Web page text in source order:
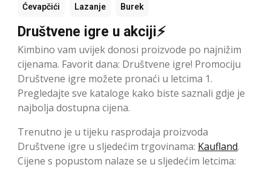
Ćevapčići Lazanje Burek
Društvene igre u akciji⚡
Kimbino vam uvijek donosi proizvode po najnižim
cijenama. Favorit dana: Društvene igre! Promociju
Društvene igre možete pronaći u letcima 1.
Pregledajte sve kataloge kako biste saznali gdje je
najbolja dostupna cijena.
Trenutno je u tijeku rasprodaja proizvoda
Društvene igre u sljedećim trgovinama: Kaufland.
Cijene s popustom nalaze se u sljedećim letcima: